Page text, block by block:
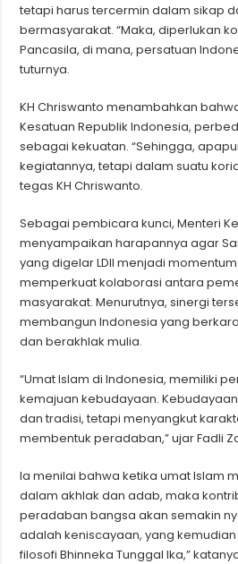
tetapi harus tercermin dalam sikap
bermasyarakat. “Maka, diperlukan
Pancasila, di mana, persatuan
tuturnya.
KH Chriswanto menambahkan
Kesatuan Republik Indonesia,
sebagai kekuatan. “Sehingga,
kegiatannya, tetapi dalam suatu
tegas KH Chriswanto.
Sebagai pembicara kunci, Menteri
menyampaikan harapannya agar
yang digelar LDII menjadi
memperkuat kolaborasi antara
masyarakat. Menurutnya, sinergi
membangun Indonesia yang
dan berakhlak mulia.
“Umat Islam di Indonesia, memiliki
kemajuan kebudayaan.
dan tradisi, tetapi menyangkut
membentuk peradaban,” ujar Fadli
Ia menilai bahwa ketika umat Islam
dalam akhlak dan adab, maka
peradaban bangsa akan semakin
adalah keniscayaan, yang
filosofi Bhinneka Tunggal Ika,”